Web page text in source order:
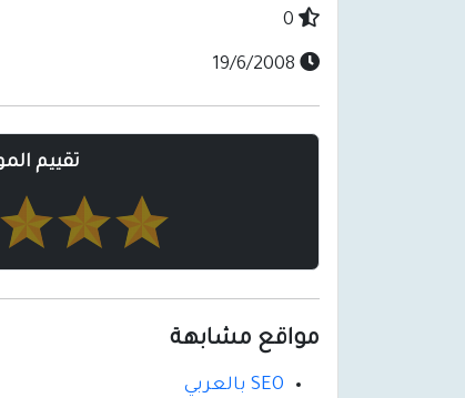
تقييم
مواقع مشابهة
SEO بالعربي